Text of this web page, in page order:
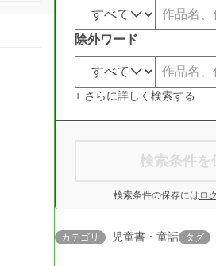
除外ワード
+ さらに詳しく検索する
検索条件を
検索条件の保存には ロ
カテゴリ 児童書・童話 タグ